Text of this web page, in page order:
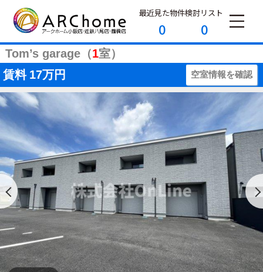
最近見た物件
0
検討リスト
0
Tom’s garage（1室）
賃料 17万円 空室情報を確認